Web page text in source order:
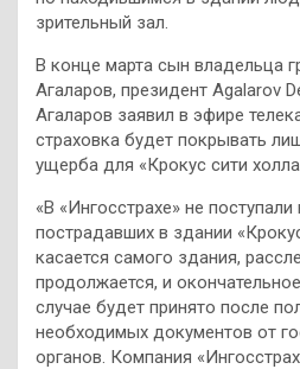
зрительный зал.
В конце марта сын владельца
Агаларов, президент Agalarov
Агаларов заявил в эфире
страховка будет покрывать
ущерба для «Крокус сити
«В «Ингосстрахе» не
пострадавших в здании
касается самого здания,
продолжается, и
случае будет принято после
необходимых документов от
органов. Компания